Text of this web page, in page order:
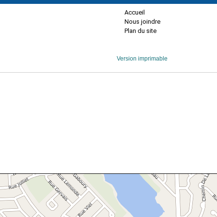
Accueil
Nous joindre
Plan du site
Version imprimable